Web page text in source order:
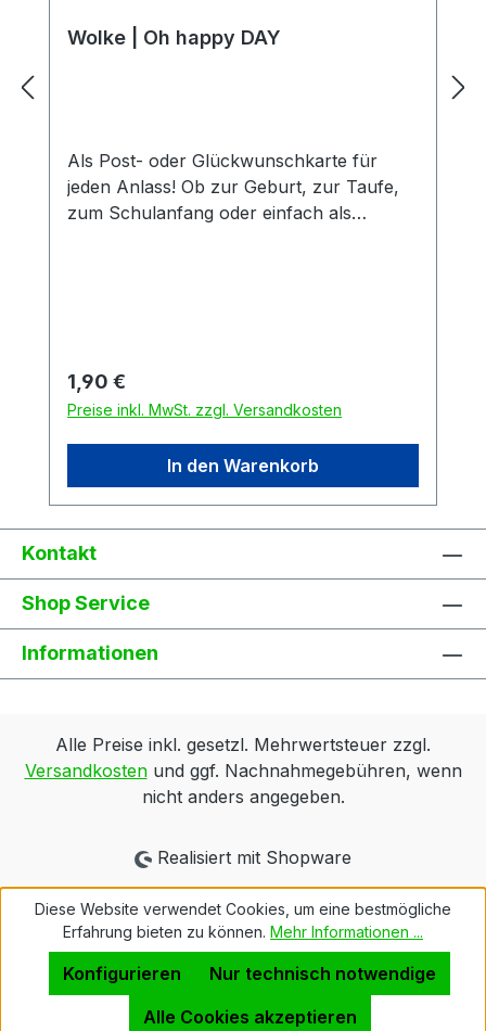
Wolke | Oh happy DAY
Als Post- oder Glückwunschkarte für
jeden Anlass! Ob zur Geburt, zur Taufe,
zum Schulanfang oder einfach als
Regulärer Preis:
1,90 €
Preise inkl. MwSt. zzgl. Versandkosten
In den Warenkorb
Kontakt
Shop Service
Informationen
Alle Preise inkl. gesetzl. Mehrwertsteuer zzgl.
Versandkostenund ggf. Nachnahmegebühren, wenn
nicht anders angegeben.
Realisiert mit Shopware
Diese Website verwendet Cookies, um eine bestmögliche
Erfahrung bieten zu können. Mehr Informationen ...
Nur technisch notwendige
Konfigurieren
Alle Cookies akzeptieren